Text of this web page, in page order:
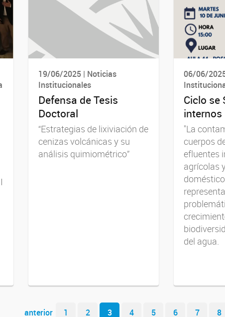
19/06/2025 | Noticias
Institucionales
Defensa de Tesis
Doctoral
“Estrategias de lixiviación de
cenizas volcánicas y su
análisis quimiométrico”
06/06/
Ciclo se
internos
"La
cuerpos
efluentes
agrícolas
del agua.
anterior 1 2 3 4 5 6 7 8